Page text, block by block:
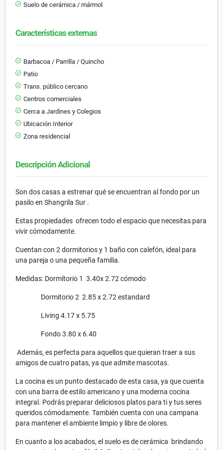
Suelo de cerámica / mármol
Características externas
Barbacoa / Parrilla / Quincho
Patio
Trans. público cercano
Centros comerciales
Cerca a Jardines y Colegios
Ubicación Interior
Zona residencial
Descripción Adicional
Son dos casas a estrenar qué se encuentran al fondo por un
pasilo en Shangrila Sur .
Estas propiedades ofrecen todo el espacio que necesitas para
vivir cómodamente.
Cuentan con 2 dormitorios y 1 baño con calefón, ideal para
una pareja o una pequeña familia.
Medidas: Dormítorio 1 3.40x 2.72 cómodo
Dormitorio 2 2.85 x 2.72 estandard
Living 4.17 x 5.75
Fondo 3.80 x 6.40
Además, es perfecta para aquellos que quieran traer a sus
amigos de cuatro patas, ya que admite mascotas.
La cocina es un punto destacado de esta casa, ya que cuenta
con una barra de estilo americano y una moderna cocina
integral. Podrás preparar deliciosos platos para ti y tus seres
queridos cómodamente. También cuenta con una campana
para mantener el ambiente limpio y libre de olores.
En cuanto a los acabados, el suelo es de cerámica brindando